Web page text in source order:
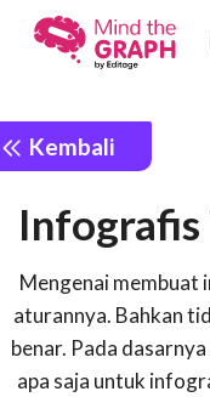
Kembali
Infografis
Mengenai
aturannya. Bahkan
benar. Pada
apa saja untuk